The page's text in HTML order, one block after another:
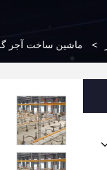
> ماشین ساخت آجر